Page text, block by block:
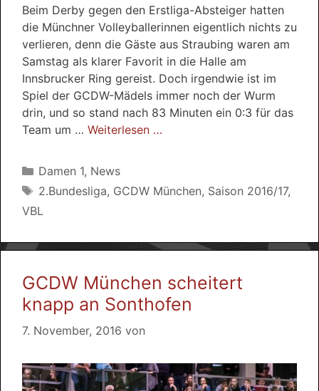
Beim Derby gegen den Erstliga-Absteiger hatten
die Münchner Volleyballerinnen eigentlich nichts zu
verlieren, denn die Gäste aus Straubing waren am
Samstag als klarer Favorit in die Halle am
Innsbrucker Ring gereist. Doch irgendwie ist im
Spiel der GCDW-Mädels immer noch der Wurm
drin, und so stand nach 83 Minuten ein 0:3 für das
Team um … Weiterlesen …
Kategorien
Damen 1, News
Schlagwörter
2.Bundesliga, GCDW München, Saison 2016/17,
VBL
GCDW München scheitert
knapp an Sonthofen
7. November, 2016 von